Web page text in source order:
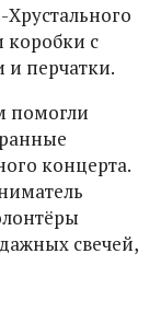
с
и перчатки.
помогли
концерта.
свечей,